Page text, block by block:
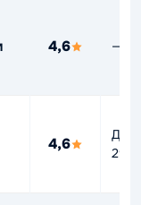
4,6 —
4,6
До